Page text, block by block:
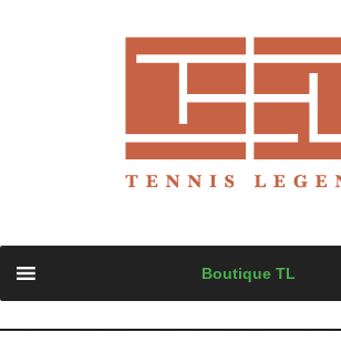
content
Boutique TL